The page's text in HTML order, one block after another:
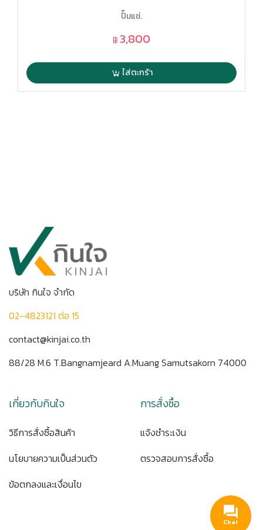
ปั๊มแช่.
฿ 3,800
ใส่ตะกร้า
บริษัท กินใจ จำกัด
02-4823121 ต่อ 15
contact@kinjai.co.th
88/28 M.6 T.Bangnamjeard A.Muang Samutsakorn 74000
เกี่ยวกับกินใจ
วิธีการสั่งซื้อสินค้า
นโยบายความเป็นส่วนตัว
ข้อตกลงและเงื่อนไข
การสั่งซื้อ
แจ้งชำระเงิน
ตรวจสอบการสั่งซื้อ
Chat